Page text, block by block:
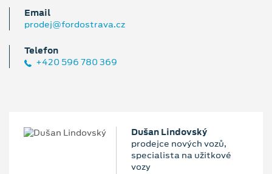
Email
prodej@fordostrava.cz
Telefon
+420 596 780 369
Dušan Lindovský
prodejce nových vozů,
specialista na užitkové
vozy